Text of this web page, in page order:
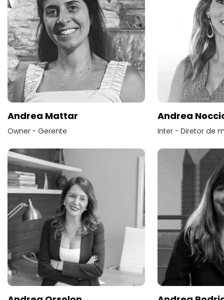
Andrea Mattar
Owner - Gerente
Andrea
Inter - Diretor de